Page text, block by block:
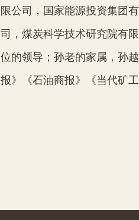
限公司，国家能源投资集团
司，煤炭科学技术研究院有
位的领导；孙老的家属，孙
报》《石油商报》《当代矿